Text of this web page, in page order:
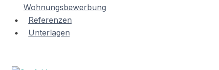
Wohnungsbewerbung
Referenzen
Unterlagen